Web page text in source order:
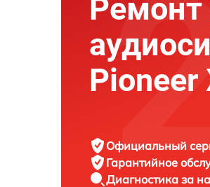
Ремонт
Pioneer
Официальный
Гарантийное
Диагностика за